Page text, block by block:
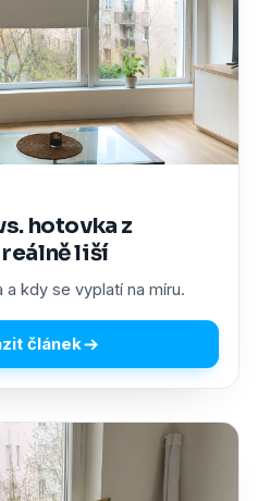
hotovka z
liší
kdy se vyplatí na míru.
článek